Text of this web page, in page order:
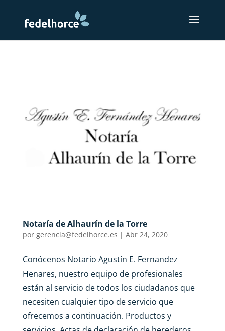
Notaría de Alhaurín de la Torre
por gerencia@fedelhorce.es | Abr 24, 2020
Conócenos Notario Agustín E. Fernandez
Henares, nuestro equipo de profesionales
están al servicio de todos los ciudadanos que
necesiten cualquier tipo de servicio que
ofrecemos a continuación. Productos y